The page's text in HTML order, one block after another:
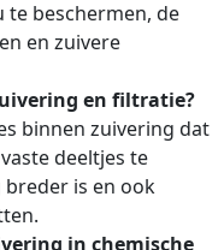
beschermen, de
en zuivere
en filtratie?
binnen zuivering dat
deeltjes te
is en ook
in chemische